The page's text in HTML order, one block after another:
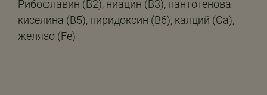
Рибофлавин (B2), ниацин (B3), пантотенова
киселина (B5), пиридоксин (B6), калций (Ca),
желязо (Fe)